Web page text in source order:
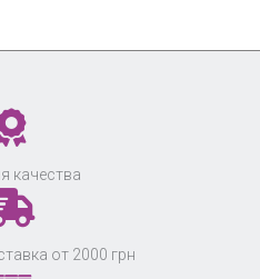
качества
от 2000 грн